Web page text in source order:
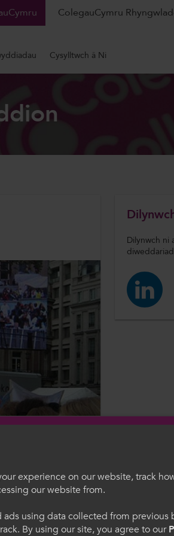
ColegauCymru
Cysylltwch â Ni
y ddogfen
Dilynwch ni
Welcome to
experience on our website, track
our website from.
using data collected from previous
By using our site, you agree to our